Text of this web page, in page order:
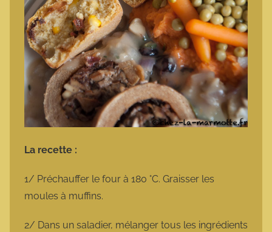
La recette :
1/ Préchauffer le four à 180 °C. Graisser les
moules à muffins.
2/ Dans un saladier, mélanger tous les ingrédients